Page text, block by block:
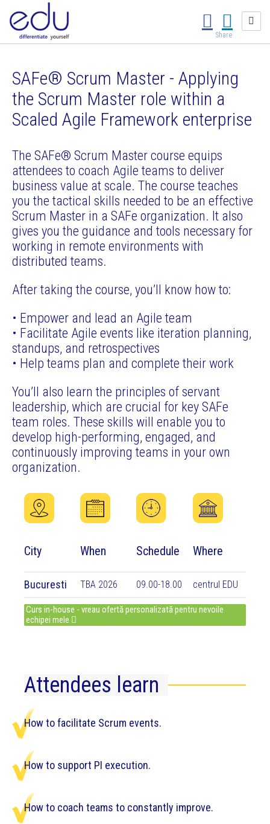
Share
SAFe® Scrum Master - Applying
the Scrum Master role within a
Scaled Agile Framework enterprise
The SAFe® Scrum Master course equips
attendees to coach Agile teams to deliver
business value at scale. The course teaches
you the tactical skills needed to be an effective
Scrum Master in a SAFe organization. It also
gives you the guidance and tools necessary for
working in remote environments with
distributed teams.
After taking the course, you’ll know how to:
• Empower and lead an Agile team
• Facilitate Agile events like iteration planning,
standups, and retrospectives
• Help teams plan and complete their work
You’ll also learn the principles of servant
leadership, which are crucial for key SAFe
team roles. These skills will enable you to
develop high-performing, engaged, and
continuously improving teams in your own
organization.
City When Schedule Where
Bucuresti TBA 2026 09.00-18.00 centrul EDU
Curs in-house - vreau ofertă personalizată pentru nevoile
echipei mele
Attendees learn
How to facilitate Scrum events.
How to support PI execution.
How to coach teams to constantly improve.